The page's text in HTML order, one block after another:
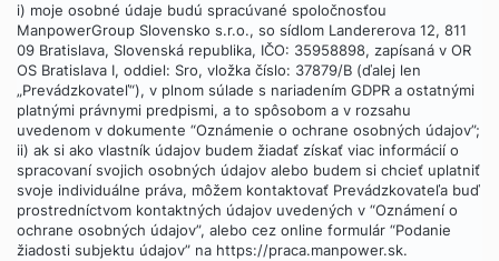
i) moje osobné údaje budú spracúvané spoločnosťou
ManpowerGroup Slovensko s.r.o., so sídlom Landererova 12, 811
09 Bratislava, Slovenská republika, IČO: 35958898, zapísaná v OR
OS Bratislava I, oddiel: Sro, vložka číslo: 37879/B (ďalej len
„Prevádzkovateľ“), v plnom súlade s nariadením GDPR a ostatnými
platnými právnymi predpismi, a to spôsobom a v rozsahu
uvedenom v dokumente “Oznámenie o ochrane osobných údajov”;
ii) ak si ako vlastník údajov budem žiadať získať viac informácií o
spracovaní svojich osobných údajov alebo budem si chcieť uplatniť
svoje individuálne práva, môžem kontaktovať Prevádzkovateľa buď
prostredníctvom kontaktných údajov uvedených v “Oznámení o
ochrane osobných údajov”, alebo cez online formulár “Podanie
žiadosti subjektu údajov” na https://praca.manpower.sk.